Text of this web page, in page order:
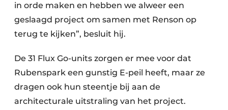
in orde maken en hebben we alweer een
geslaagd project om samen met Renson op
terug te kijken”, besluit hij.
De 31 Flux Go-units zorgen er mee voor dat
Rubenspark een gunstig E-peil heeft, maar ze
dragen ook hun steentje bij aan de
architecturale uitstraling van het project.